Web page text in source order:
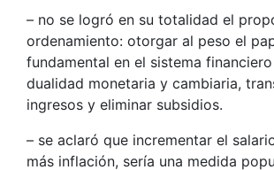
– no se logró en su totalidad el
ordenamiento: otorgar al peso el
fundamental en el sistema
dualidad monetaria y cambiaria,
ingresos y eliminar subsidios.
– se aclaró que incrementar el
más inflación, sería una medida